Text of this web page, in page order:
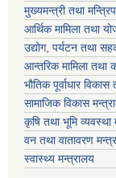
मुख्यमन्त्री तथा
आर्थिक मामिला तथा
उद्योग, पर्यटन तथा
आन्तरिक मामिला तथा
भौतिक पूर्वाधार
सामाजिक विकास
कृषि तथा भूमि व्यवस्था
वन तथा वातावरण
स्वास्थ्य मन्त्रालय